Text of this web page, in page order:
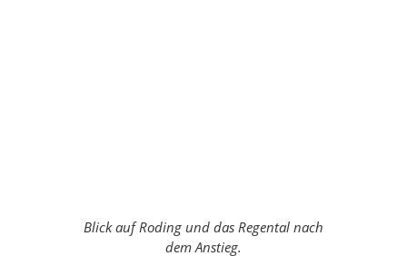
Blick auf Roding und das Regental nach
dem Anstieg.